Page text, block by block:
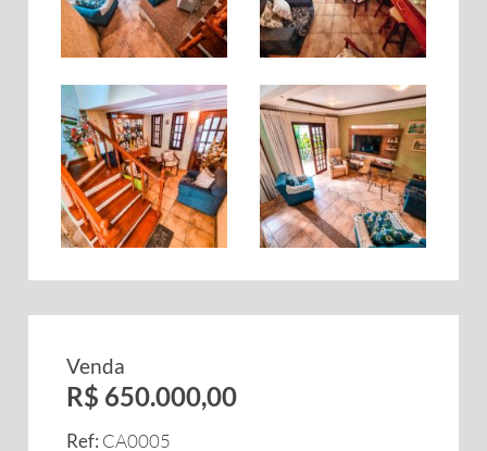
Venda
R$ 650.000,00
Ref: CA0005